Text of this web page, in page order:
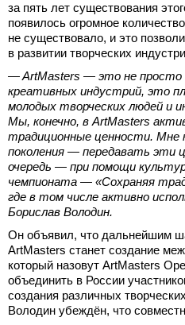
за пять лет существования
появилось огромное
не существовало, и это
в развитии творческих
— ArtMasters — это не просто
креативных индустрий, это
молодых творческих людей и
Мы, конечно, в ArtMasters
традиционные ценности. Мне
поколения — передавать эти
очередь — при помощи
чемпионата — «Сохраняя
где в том числе активно
Борислав Володин.
Он объявил, что дальнейшим
ArtMasters станет создание
который назовут ArtMasters
объединить в России
создания различных
Володин убеждён, что